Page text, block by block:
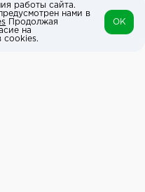
работы сайта.
нами в
Продолжая
на
cookies.
OK